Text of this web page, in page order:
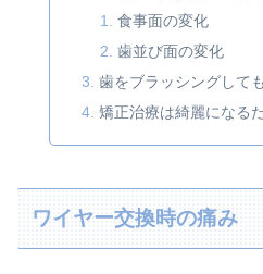
食事面の変化
歯並び面の変化
歯をブラッシングして
矯正治療は綺麗になる
ワイヤー交換時の痛み